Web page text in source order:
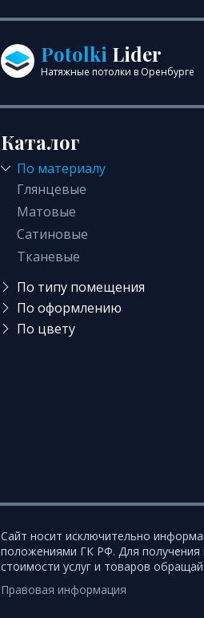
Potolki Lider
Натяжные потолки в Оренбурге
Каталог
По материалу
Глянцевые
Матовые
Сатиновые
Тканевые
По типу помещения
В детскую
Для офиса
В гостиную
В спальню
В ванную
На балкон / на лоджию
Для бассейна
По оформлению
Светопрозрачные
Двухуровневые
С подсветкой
С трековыми светильниками
С фотопечатью
По цвету
Красные
Сайт носит исключительно
положениями ГК РФ. Для получения
стоимости услуг и товаров
Правовая информация